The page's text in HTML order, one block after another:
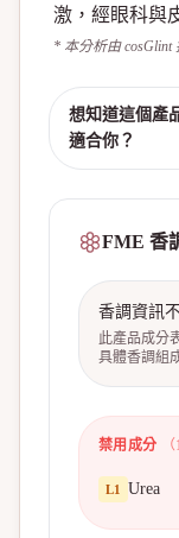
激，經眼科與
* 本分析由 cosGlint
想知道這個產
適合你？
FME 香
香調資訊
此產品成分
具體香調組
禁用成分 （
L1 Urea